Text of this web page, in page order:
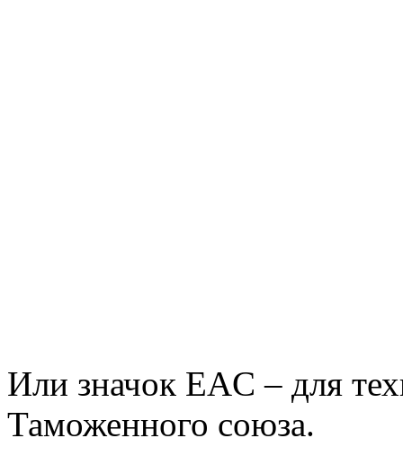
Или значок EAC – для
Таможенного союза.